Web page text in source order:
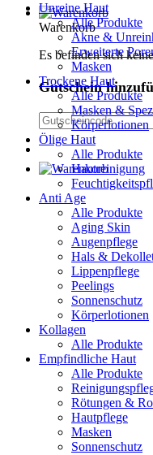
Warenkorb
Es befinden sich
Gutschein
Unreine Haut
Alle Produkte
Akne &
Erweiterte
Masken
Trockene Haut
Alle Produkte
Masken &
Körperlotionen
Ölige Haut
Alle Produkte
Hautreinigung
Anti Age
Alle Produkte
Aging Skin
Augenpflege
Hals &
Lippenpflege
Peelings
Sonnenschutz
Körperlotionen
Kollagen
Alle Produkte
Empfindliche Haut
Alle Produkte
Rötungen &
Hautpflege
Masken
Sonnenschutz